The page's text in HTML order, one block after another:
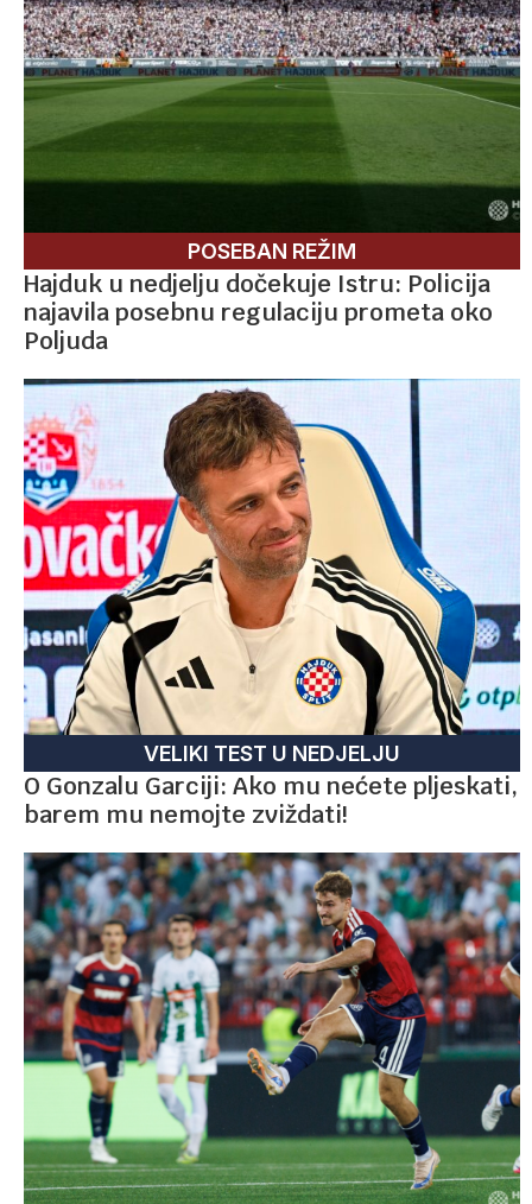
POSEBAN REŽIM
Hajduk u nedjelju dočekuje Istru: Policija
najavila posebnu regulaciju prometa oko
Poljuda
VELIKI TEST U NEDJELJU
O Gonzalu Garciji: Ako mu nećete pljeskati,
barem mu nemojte zviždati!